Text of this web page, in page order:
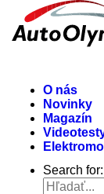
O nás
Novinky
Magazín
Search for: